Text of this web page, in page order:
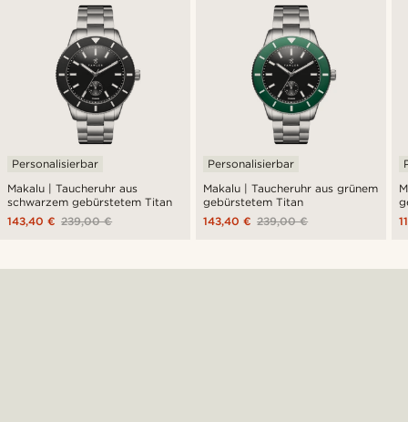
Makalu | Taucheruhr aus
schwarzem gebürstetem Titan
Personalisierbar
239,00 €
143,40 €
Makalu | Taucheruhr aus grünem
gebürstetem Titan
Personalisierbar
239,00 €
143,40 €